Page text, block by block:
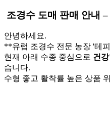
조경수 도매 판매 안내
안녕하세요.
**유럽 조경수 전문 농장 '테
현재 아래 수종 중심으로 건
습니다.
수형 좋고 활착률 높은 상품